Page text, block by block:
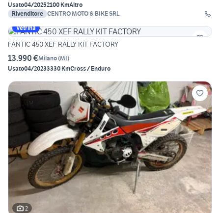
Usato04/20252100 KmAltro
Rivenditore
CENTRO MOTO & BIKE SRL
Vetrina
FANTIC 450 XEF RALLY KIT FACTORY
13.990 €Milano(MI)
Usato04/20233330 KmCross / Enduro
2